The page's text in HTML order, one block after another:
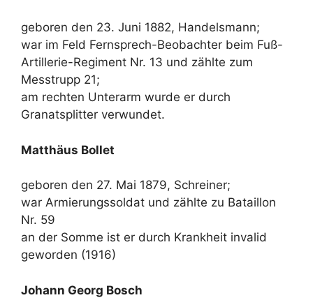
geboren den 23. Juni 1882, Handelsmann;
war im Feld Fernsprech-Beobachter beim Fuß-
Artillerie-Regiment Nr. 13 und zählte zum
Messtrupp 21;
am rechten Unterarm wurde er durch
Granatsplitter verwundet.
Matthäus Bollet
geboren den 27. Mai 1879, Schreiner;
war Armierungssoldat und zählte zu Bataillon
Nr. 59
an der Somme ist er durch Krankheit invalid
geworden (1916)
Johann Georg Bosch